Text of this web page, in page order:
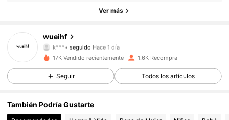
Ver más
wueihf
k***• seguido
4,86
407 Seguidores
4,86 407 Seguidores
17K Vendido recientemente 1.6K Recompra
Seguir Todos los artículos
También Podría Gustarte